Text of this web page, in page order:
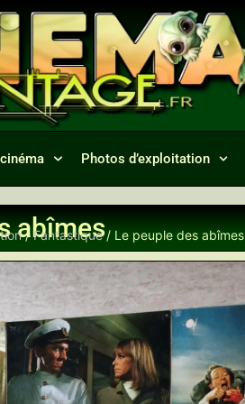
Photos d’exploitation
abîmes
/Fantastique/ Le peuple des abîmes